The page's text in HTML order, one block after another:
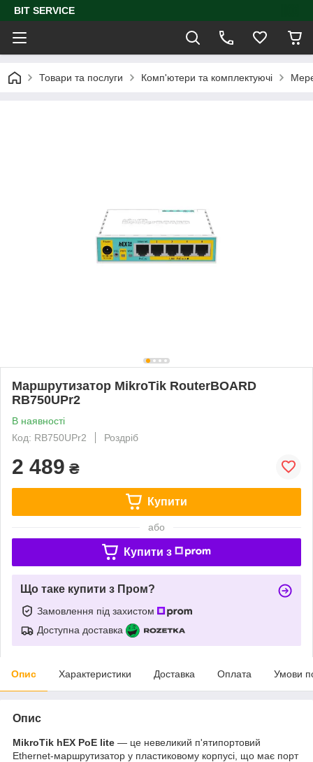
BIT SERVICE
Товари та послуги Комп'ютери та комплектуючі
Маршрутизатор MikroTik RouterBOARD
RB750UPr2
В наявності
Код: RB750UPr2
Роздріб
2 489 ₴
Купити
або
Купити з
Що таке купити з Пром?
Замовлення під захистом
Доступна доставка
Опис Характеристики Доставка Оплата Умови
Опис
MikroTik hEX PoE lite — це невеликий п'ятипортовий
Ethernet-маршрутизатор у пластиковому корпусі, що має порт